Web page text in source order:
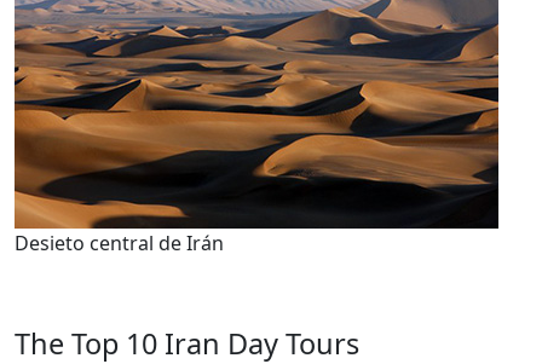
Desieto central de Irán
The Top 10 Iran Day Tours